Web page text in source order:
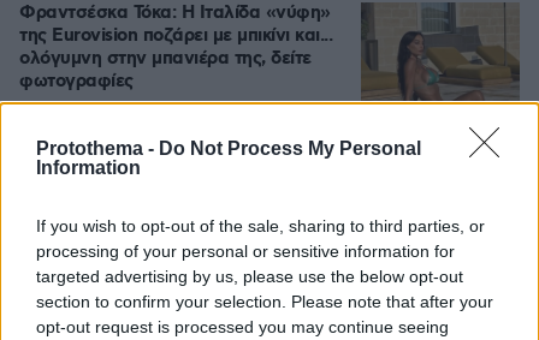
Protothema - Do Not Process My Personal
Information
If you wish to opt-out of the sale, sharing to third parties, or
processing of your personal or sensitive information for
targeted advertising by us, please use the below opt-out
section to confirm your selection. Please note that after your
opt-out request is processed you may continue seeing
Φραντσέσκα Τόκα: Η Ιταλίδα «νύφη»
της Eurovision ποζάρει με μπικίνι και...
ολόγυμνη στην μπανιέρα της, δείτε
φωτογραφίες
Όταν ο σεισμός της Κρήτης «λάβωσε»
τον Φάρο της Αλεξάνδρειας
08.08.2026, 08:33